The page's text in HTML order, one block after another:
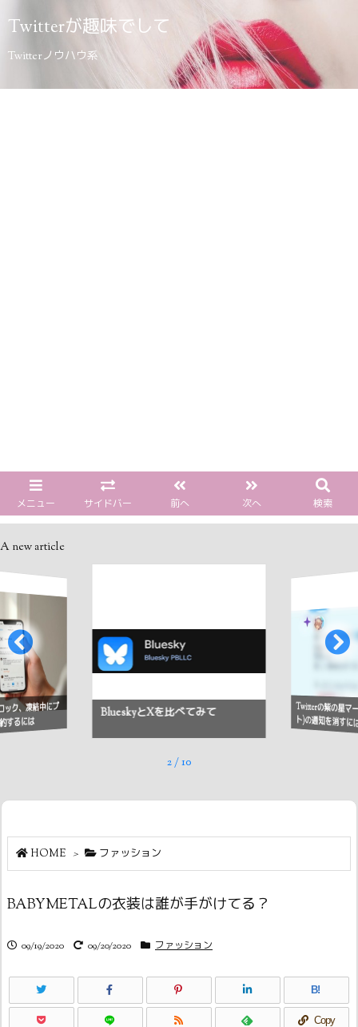
Twitterが趣味でして
Twitterノウハウ系
メニュー サイドバー 前へ 次へ 検索
A new article
ク、凍結中にプ
するには
BlueskyとXを比べてみて Twitterの紫の星
ト)の通知を消すに
2/10
HOME > ファッション
BABYMETALの衣装は誰が手がけてる？
09/19/2020 09/20/2020 ファッション
B!
Copy